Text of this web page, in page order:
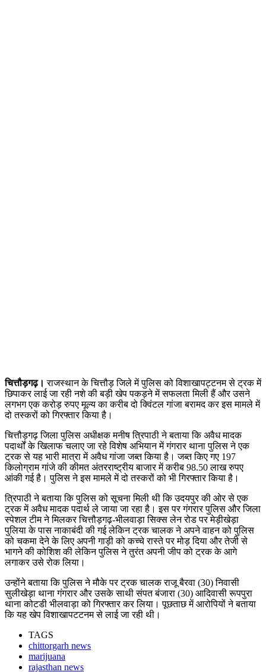
चित्तौड़गढ़। राजस्थान के चित्तौड़ जिले में पुलिस को विशाखापट्टनम से ट्रक में
छिपाकर लाई जा रही नशे की बड़ी खेप पकड़ने में सफलता मिली हैं और उसने
लगभग एक करोड़ रुपए मूल्य का करीब दो क्विंटल गांजा बरामद कर इस मामले में
दो तस्करों को गिरफ्तार किया है।
चित्तौड़गढ़ जिला पुलिस अधीक्षक मनीष त्रिपाठी ने बताया कि अवैध मादक
पदार्थों के खिलाफ चलाए जा रहे विशेष अभियान में गंगरार थाना पुलिस ने एक
ट्रक से यह भारी मात्रा में अवैध गांजा जब्त किया है। जब्त किए गए 197
किलोग्राम गांजे की कीमत अंतरराष्ट्रीय बाजार में करीब 98.50 लाख रुपए
आंकी गई है। पुलिस ने इस मामले में दो तस्करों को भी गिरफ्तार किया है।
त्रिपाठी ने बताया कि पुलिस को सूचना मिली थी कि उदयपुर की ओर से एक
ट्रक में अवैध मादक पदार्थ ले जाया जा रहा है। इस पर गंगरार पुलिस और जिला
स्पेशल टीम ने मिलकर चित्तौड़गढ़-भीलवाड़ा सिक्स लेन रोड पर मेड़ीखेड़ा
पुलिया के पास नाकाबंदी की गई लेकिन ट्रक चालक ने अपने वाहन को पुलिस
को चकमा देने के लिए अपनी गाड़ी को कच्चे रास्ते पर मोड़ दिया और तेजी से
भागने की कोशिश की लेकिन पुलिस ने तुरंत अपनी जीप को ट्रक के आगे
लगाकर उसे रोक लिया।
उन्होंने बताया कि पुलिस ने मौके पर ट्रक चालक राजू बैरवा (30) निवासी
सुलीखेड़ा थाना गंगरार और उसके साथी संपत बंजारा (30) आदिवासी रूपपुरा
थाना कोटडी भीलवाड़ा को गिरफ्तार कर लिया। पूछताछ में आरोपियों ने बताया
कि यह खेप विशाखापटटनम से लाई जा रही थी।
TAGS
chittorgarh news
marijuana
rajasthan news